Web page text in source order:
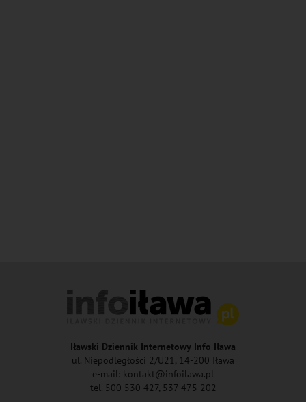
Iławski Dziennik Internetowy Info Iława
ul. Niepodległości 2/U21, 14-200 Iława
e-mail: kontakt@infoilawa.pl
tel. 500 530 427, 537 475 202